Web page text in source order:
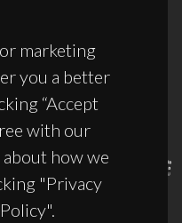
marketing
you a better
“Accept
with our
about how we
"Privacy